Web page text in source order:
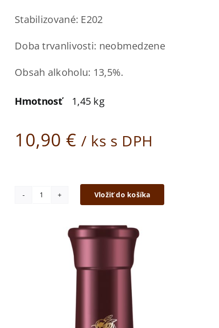
Stabilizované: E202
Doba trvanlivosti: neobmedzene
Obsah alkoholu: 13,5%.
Hmotnosť 1,45 kg
10,90 € / ks s DPH
množstvo
medovina
Vložiť do košíka